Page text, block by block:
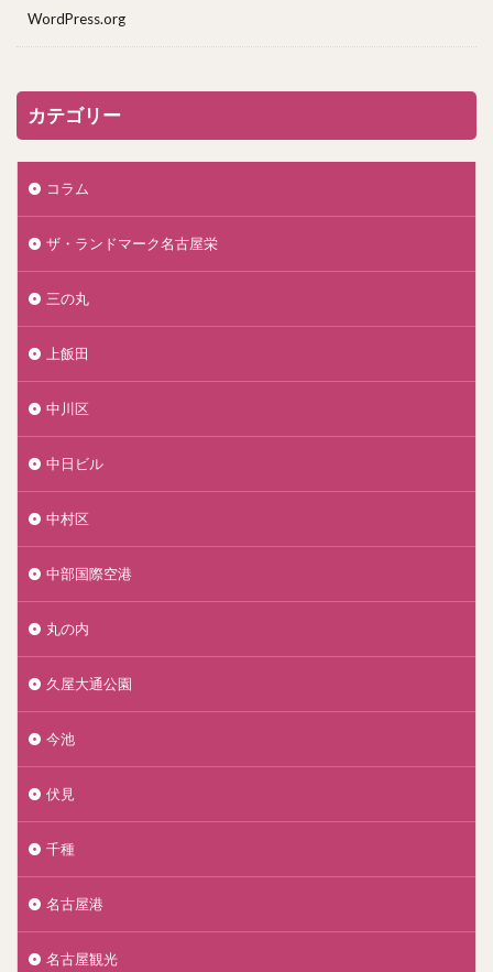
WordPress.org
カテゴリー
コラム
ザ・ランドマーク名古屋栄
三の丸
上飯田
中川区
中日ビル
中村区
中部国際空港
丸の内
久屋大通公園
今池
伏見
千種
名古屋港
名古屋観光